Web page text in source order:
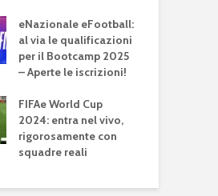
eNazionale eFootball:
al via le qualificazioni
per il Bootcamp 2025
– Aperte le iscrizioni!
FIFAe World Cup
2024: entra nel vivo,
rigorosamente con
squadre reali